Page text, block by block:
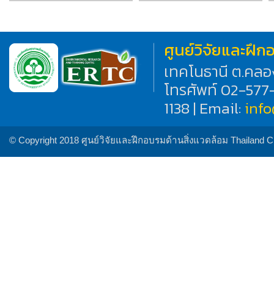
ศูนย์วิจัยและฝึ
เทคโนธานี ต.คล
โทรศัพท์ 02-
1138 | Email:
© Copyright 2018 ศูนย์วิจัยและฝึกอบรมด้านสิ่งแวดล้อม Thailand